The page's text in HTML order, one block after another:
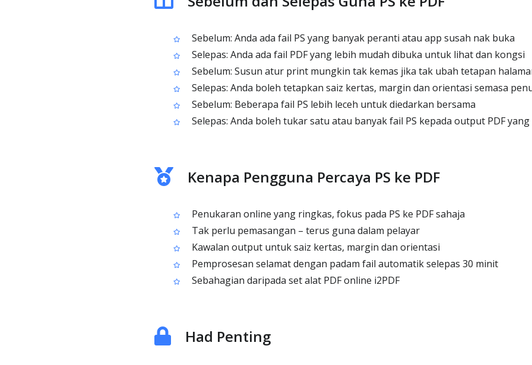
Sebelum: Anda ada fail PS yang banyak peranti atau app susah nak buka
Selepas: Anda ada fail PDF yang lebih mudah dibuka untuk lihat dan kongsi
Sebelum: Susun atur print mungkin tak kemas jika tak ubah tetapan
Selepas: Anda boleh tetapkan saiz kertas, margin dan orientasi semasa
Sebelum: Beberapa fail PS lebih leceh untuk diedarkan bersama
Selepas: Anda boleh tukar satu atau banyak fail PS kepada output PDF
Kenapa Pengguna Percaya PS ke PDF
Penukaran online yang ringkas, fokus pada PS ke PDF sahaja
Tak perlu pemasangan – terus guna dalam pelayar
Kawalan output untuk saiz kertas, margin dan orientasi
Pemprosesan selamat dengan padam fail automatik selepas 30 minit
Sebahagian daripada set alat PDF online i2PDF
Had Penting